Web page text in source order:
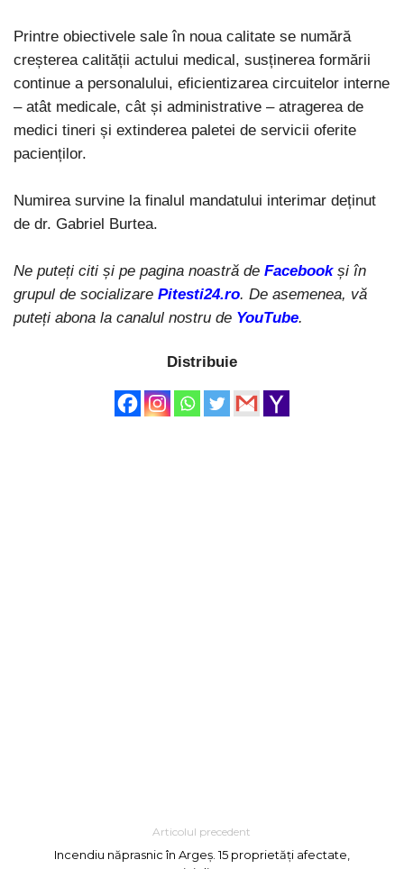
Printre obiectivele sale în noua calitate se numără
creșterea calității actului medical, susținerea formării
continue a personalului, eficientizarea circuitelor interne
– atât medicale, cât și administrative – atragerea de
medici tineri și extinderea paletei de servicii oferite
pacienților.
Numirea survine la finalul mandatului interimar deținut
de dr. Gabriel Burtea.
Ne puteți citi și pe pagina noastră de Facebook și în
grupul de socializare Pitesti24.ro. De asemenea, vă
puteți abona la canalul nostru de YouTube.
Distribuie
Articolul precedent
Incendiu năprasnic în Argeș. 15 proprietăți afectate,